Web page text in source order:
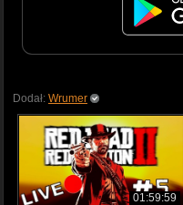
Dodał: Wrumer
01:59:59